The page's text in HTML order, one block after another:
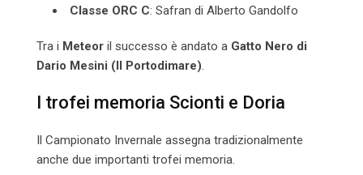
Classe ORC C: Safran di Alberto Gandolfo
Tra i Meteor il successo è andato a Gatto Nero di
Dario Mesini (Il Portodimare).
I trofei memoria Scionti e Doria
Il Campionato Invernale assegna tradizionalmente
anche due importanti trofei memoria.